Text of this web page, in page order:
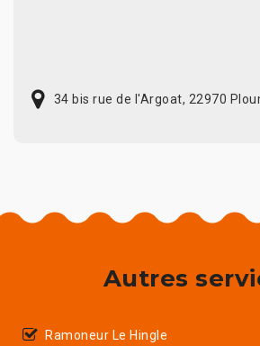
34 bis rue de l'Argoat, 22970
Autres
Ramoneur Le Hingle